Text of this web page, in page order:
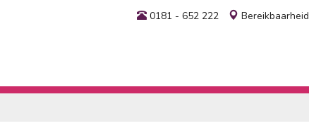
0181 - 652 222 Bereikbaarheid